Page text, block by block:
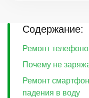
Содержание:
Ремонт
Почему не
Ремонт
падения в воду